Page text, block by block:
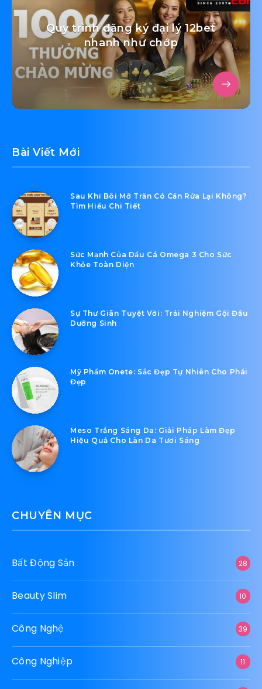
Quy trình đăng ký đại lý 12bet
nhanh như chớp
Bài Viết Mới
Sau Khi Bôi Mỡ Trăn Có Cần Rửa Lại Không?
Tìm Hiểu Chi Tiết
Sức Mạnh Của Dầu Cá Omega 3 Cho Sức
Khỏe Toàn Diện
Sự Thư Giãn Tuyệt Vời: Trải Nghiệm Gội Đầu
Dưỡng Sinh
Mỹ Phẩm Onete: Sắc Đẹp Tự Nhiên Cho Phái
Đẹp
Meso Trắng Sáng Da: Giải Pháp Làm Đẹp
Hiệu Quả Cho Làn Da Tươi Sáng
CHUYÊN MỤC
Bất Động Sản 28
Beauty Slim 10
Công Nghệ 39
Công Nghiệp 11